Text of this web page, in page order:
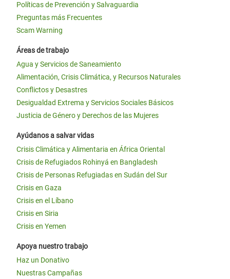
Políticas de Prevención y Salvaguardia
Preguntas más Frecuentes
Scam Warning
Áreas de trabajo
Agua y Servicios de Saneamiento
Alimentación, Crisis Climática, y Recursos Naturales
Conflictos y Desastres
Desigualdad Extrema y Servicios Sociales Básicos
Justicia de Género y Derechos de las Mujeres
Ayúdanos a salvar vidas
Crisis Climática y Alimentaria en África Oriental
Crisis de Refugiados Rohinyá en Bangladesh
Crisis de Personas Refugiadas en Sudán del Sur
Crisis en Gaza
Crisis en el Líbano
Crisis en Siria
Crisis en Yemen
Apoya nuestro trabajo
Haz un Donativo
Nuestras Campañas